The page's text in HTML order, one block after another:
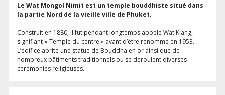
Le Wat Mongol Nimit est un temple bouddhiste situé dans
la partie Nord de la vieille ville de Phuket.
Construit en 1880, il fut pendant longtemps appelé Wat Klang,
signifiant « Temple du centre » avant d’être renommé en 1953.
L’édifice abrite une statue de Bouddha en or ainsi que de
nombreux bâtiments traditionnels où se déroulent diverses
cérémonies religieuses.